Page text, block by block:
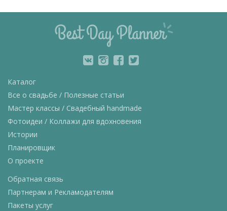
Каталог
Все о свадьбе / Полезные статьи
Мастер классы / Свадебный handmade
Фотоидеи / Коллажи для вдохновения
Истории
Планировщик
О проекте
Обратная связь
Партнерам и Рекламодателям
Пакеты услуг